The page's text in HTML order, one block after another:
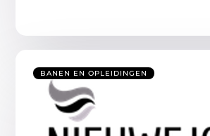
BANEN EN OPLEIDINGEN